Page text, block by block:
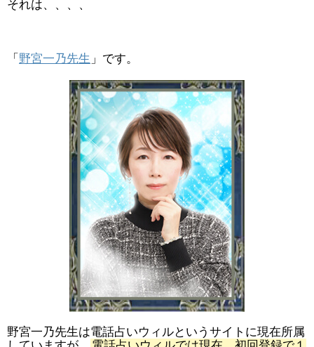
それは、、、、
「 野宮一乃先生 」です。
野宮一乃先生は電話占いウィルというサイトに現在所属